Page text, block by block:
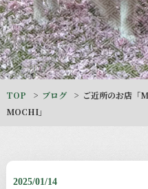
TOP ブログ
ご近所のお店
MOCHI」
2025/01/14